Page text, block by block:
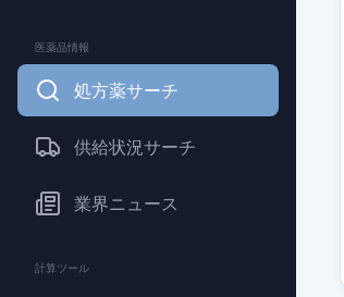
医薬品情報
処方薬サーチ
供給状況サーチ
業界ニュース
計算ツール